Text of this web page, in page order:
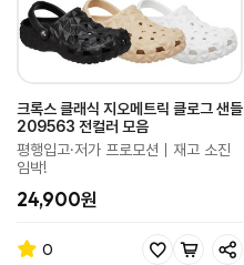
크록스 클래식 지오메트릭 클로그 샌들
209563 전컬러 모음
평행입고·저가 프로모션｜재고 소진
임박!
24,900원
0